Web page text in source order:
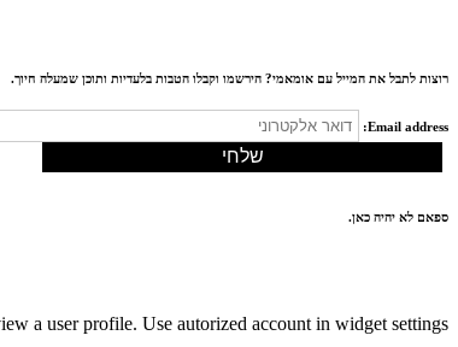
רוצות לתבל את המייל עם אומאמי? הירשמו וקבלו הטבות בלעדיות ותוכן שמעלה חיוך.
Email address:
ספאם לא יהיה כאן.
a user profile. Use autorized account in widget settings